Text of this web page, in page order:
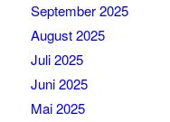
September 2025
August 2025
Juli 2025
Juni 2025
Mai 2025